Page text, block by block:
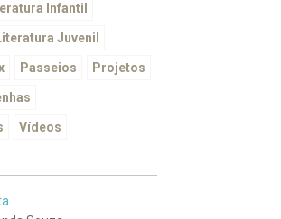
Infantil
Juvenil
Passeios Projetos
Vídeos